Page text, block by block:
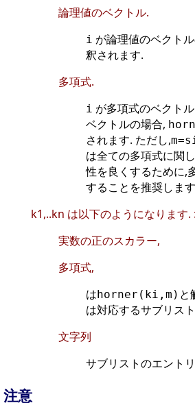
論理値のベクトル.
i が論理値のベクト
釈されます.
多項式.
i が多項式のベクト
ベクトルの場合,
されます. ただし,
は全ての多項式に関
性を良くするために,
することを推奨しま
k1,..kn は以下のようになります. :
実数の正のスカラー,
多項式,
は horner(ki,m) と
は対応するサブリス
文字列
サブリストのエント
注意